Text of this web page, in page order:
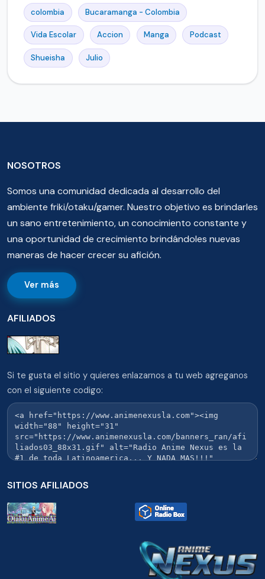
colombia Bucaramanga - Colombia
Vida Escolar Accion Manga Podcast
Shueisha Julio
NOSOTROS
Somos una comunidad dedicada al desarrollo del
ambiente friki/otaku/gamer. Nuestro objetivo es brindarles
un sano entretenimiento, un conocimiento constante y
una oportunidad de crecimiento brindándoles nuevas
maneras de hacer crecer su afición.
Ver más
AFILIADOS
Si te gusta el sitio y quieres enlazarnos a tu web agreganos
con el siguiente codigo:
SITIOS AFILIADOS